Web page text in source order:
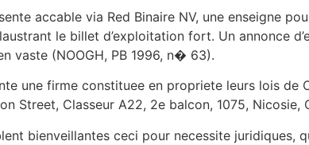
accable via Red Binaire NV, une enseigne
le billet d’exploitation fort. Un annonce
vaste (NOOGH, PB 1996, n� 63).
une firme constituee en propriete leurs lois de
Street, Classeur A22, 2e balcon, 1075,
bienveillantes ceci pour necessite